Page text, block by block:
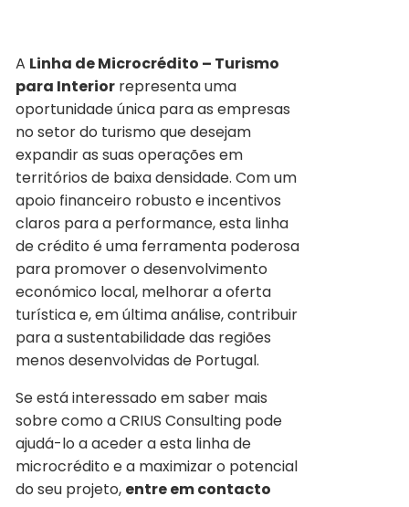
A Linha de Microcrédito – Turismo
para Interiorrepresenta uma
oportunidade única para as empresas
no setor do turismo que desejam
expandir as suas operações em
territórios de baixa densidade. Com um
apoio financeiro robusto e incentivos
claros para a performance, esta linha
de crédito é uma ferramenta poderosa
para promover o desenvolvimento
económico local, melhorar a oferta
turística e, em última análise, contribuir
para a sustentabilidade das regiões
menos desenvolvidas de Portugal.
Se está interessado em saber mais
sobre como a CRIUS Consulting pode
ajudá-lo a aceder a esta linha de
microcrédito e a maximizar o potencial
do seu projeto, entre em contacto